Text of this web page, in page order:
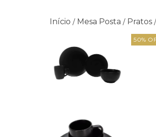
Início / Mesa Posta / Pratos /
50%